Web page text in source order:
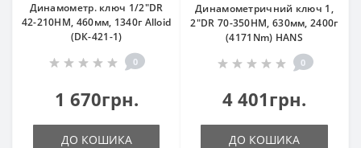
Динамометр. ключ 1/2"DR
42-210HM, 460мм, 1340г Alloid
(DК-421-1)
0
1 670грн.
ДО КОШИКА
Динамометричний ключ 1,
2"DR 70-350HM, 630мм, 2400г
(4171Nm) HANS
0
4 401грн.
ДО КОШИКА